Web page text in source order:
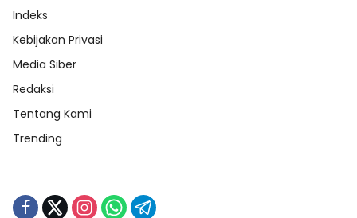
Indeks
Kebijakan Privasi
Media Siber
Redaksi
Tentang Kami
Trending